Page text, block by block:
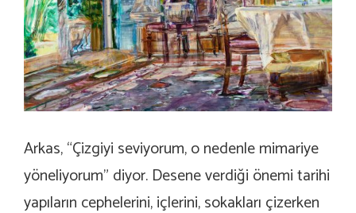
Arkas, “Çizgiyi seviyorum, o nedenle mimariye
yöneliyorum” diyor. Desene verdiği önemi tarihi
yapıların cephelerini, içlerini, sokakları çizerken